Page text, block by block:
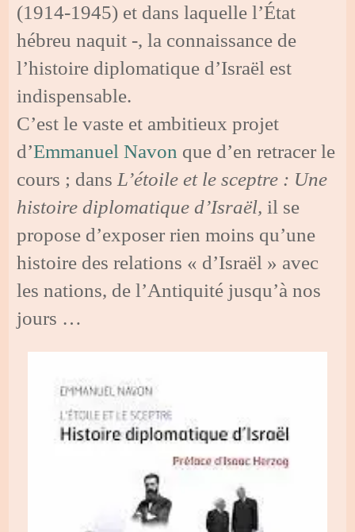
(1914-1945) et dans laquelle l’État
hébreu naquit -, la connaissance de
l’histoire diplomatique d’Israël est
indispensable.
C’est le vaste et ambitieux projet
d’Emmanuel Navon que d’en retracer le
cours ; dans L’étoile et le sceptre : Une
histoire diplomatique d’Israël, il se
propose d’exposer rien moins qu’une
histoire des relations « d’Israël » avec
les nations, de l’Antiquité jusqu’à nos
jours …